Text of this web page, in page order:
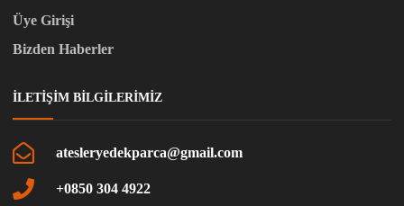
Üye Girişi
Bizden Haberler
İLETIŞIM BILGILERIMIZ
atesleryedekparca@gmail.com
+0850 304 4922